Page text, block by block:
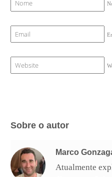
Sobre o autor
Marco
Atualmente